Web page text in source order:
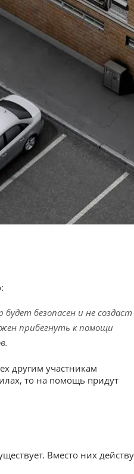
безопасен и не создаст
прибегнуть к помощи
другим участникам
то на помощь придут
Вместо них